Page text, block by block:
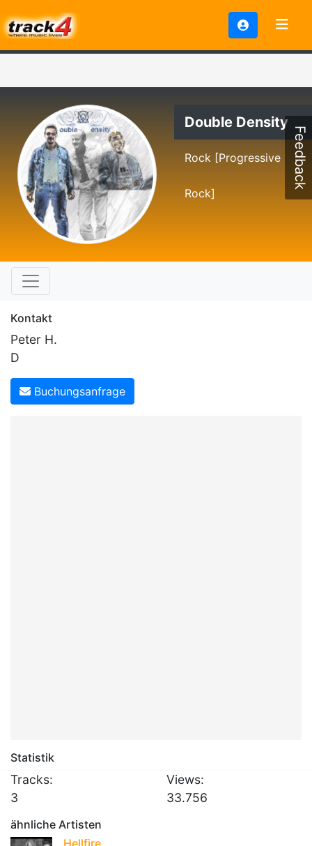
Double Density
Rock [Progressive
Rock]
Kontakt
Peter H.
D
Buchungsanfrage
Statistik
Tracks:
3
Views:
33.756
ähnliche Artisten
Hellfire
Feedback